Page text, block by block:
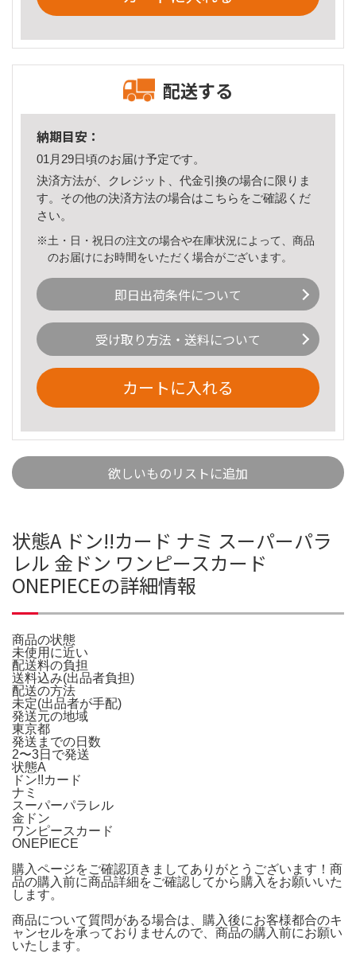
配送する
納期目安：
01月29日頃のお届け予定です。
決済方法が、クレジット、代金引換の場合に限りま
す。その他の決済方法の場合はこちら をご確認くだ
さい。
※土・日・祝日の注文の場合や在庫状況によって、商品
のお届けにお時間をいただく場合がございます。
即日出荷条件について
受け取り方法・送料について
カートに入れる
欲しいものリストに追加
状態A ドン!!カード ナミ スーパーパラ
レル 金ドン ワンピースカード
ONEPIECEの詳細情報
商品の状態
未使用に近い
配送料の負担
送料込み(出品者負担)
配送の方法
未定(出品者が手配)
発送元の地域
東京都
発送までの日数
2〜3日で発送
状態A
ドン!!カード
ナミ
スーパーパラレル
金ドン
ワンピースカード
ONEPIECE
購入ページをご確認頂きましてありがとうございます！商
品の購入前に商品詳細をご確認してから購入をお願いいた
します。
商品について質問がある場合は、購入後にお客様都合のキ
ャンセルを承っておりませんので、商品の購入前にお願い
いたします。